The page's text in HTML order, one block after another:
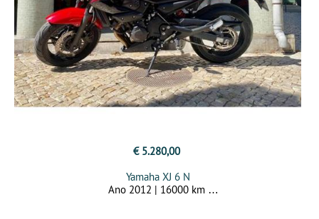
€ 5.280,00
Yamaha XJ 6 N
Ano 2012 | 16000 km